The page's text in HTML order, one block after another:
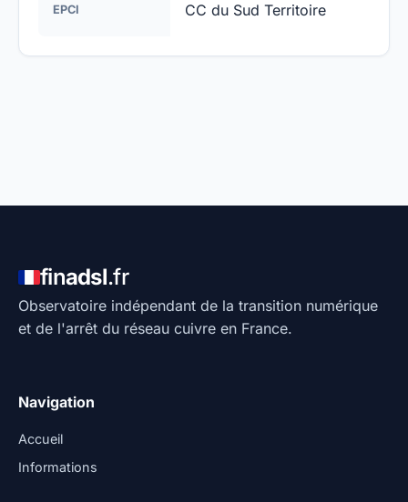
EPCI CC du Sud Territoire
finadsl.fr
Observatoire indépendant de la transition numérique
et de l'arrêt du réseau cuivre en France.
Navigation
Accueil
Informations